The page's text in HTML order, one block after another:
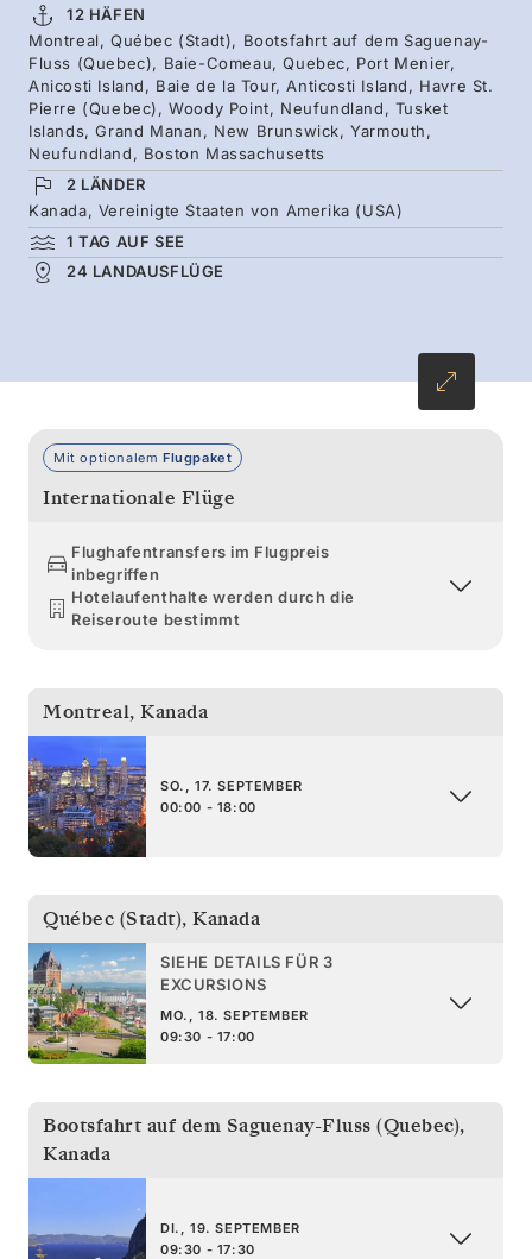
Sie auf der abgelegenen Insel Anticosti, wo
schätzungsweise 160.000 Hirsche leben und
bedeutende Fossilien zu finden sind, an Land.
Erreichen Sie die steilen Klippen des Gros-
Morne-Nationalparks und die Bay of Fundy,
wo Robben und Seevögel die Inseln bevölkern
und Wale die Gewässer durchstreifen, bevor
Sie Kurs auf Boston nehmen.
12 HÄFEN
Montreal, Québec (Stadt), Bootsfahrt auf dem Saguenay-
Fluss (Quebec), Baie-Comeau, Quebec, Port Menier,
Anicosti Island, Baie de la Tour, Anticosti Island, Havre St.
Pierre (Quebec), Woody Point, Neufundland, Tusket
Islands, Grand Manan, New Brunswick, Yarmouth,
Neufundland, Boston Massachusetts
2 LÄNDER
Kanada, Vereinigte Staaten von Amerika (USA)
1 TAG AUF SEE
24 LANDAUSFLÜGE
Mit optionalem Flugpaket
Internationale Flüge
Flughafentransfers im Flugpreis
inbegriffen
Hotelaufenthalte werden durch die
Reiseroute bestimmt
Montreal, Kanada
SO., 17. SEPTEMBER
00:00 - 18:00
Québec (Stadt), Kanada
SIEHE DETAILS FÜR 3
EXCURSIONS
MO., 18. SEPTEMBER
09:30 - 17:00
Bootsfahrt auf dem Saguenay-Fluss (Quebec),
Kanada
DI., 19. SEPTEMBER
09:30 - 17:30